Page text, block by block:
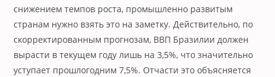
снижением темпов роста, промышленно развитым
странам нужно взять это на заметку. Действительно, по
скорректированным прогнозам, ВВП Бразилии должен
вырасти в текущем году лишь на 3,5%, что значительно
уступает прошлогодним 7,5%. Отчасти это объясняется